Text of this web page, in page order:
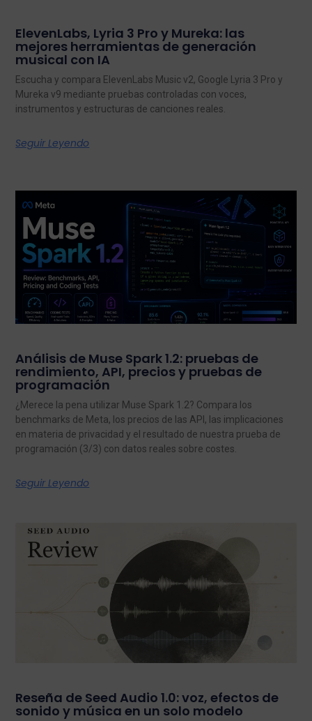
ElevenLabs, Lyria 3 Pro y Mureka: las
mejores herramientas de generación
musical con IA
Escucha y compara ElevenLabs Music v2, Google Lyria 3 Pro y
Mureka v9 mediante pruebas controladas con voces,
instrumentos y estructuras de canciones reales.
Seguir Leyendo
Análisis de Muse Spark 1.2: pruebas de
rendimiento, API, precios y pruebas de
programación
¿Merece la pena utilizar Muse Spark 1.2? Compara los
benchmarks de Meta, los precios de las API, las implicaciones
en materia de privacidad y el resultado de nuestra prueba de
programación (3/3) con datos reales sobre costes.
Seguir Leyendo
Reseña de Seed Audio 1.0: voz, efectos de
sonido y música en un solo modelo